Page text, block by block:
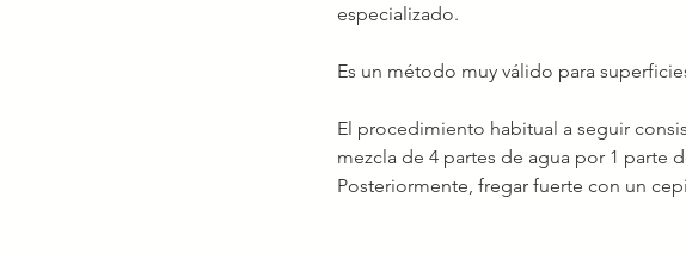
especializado.
Es un método muy válido para
El procedimiento habitual a seguir
mezcla de 4 partes de agua por 1 parte
Posteriormente, fregar fuerte con un